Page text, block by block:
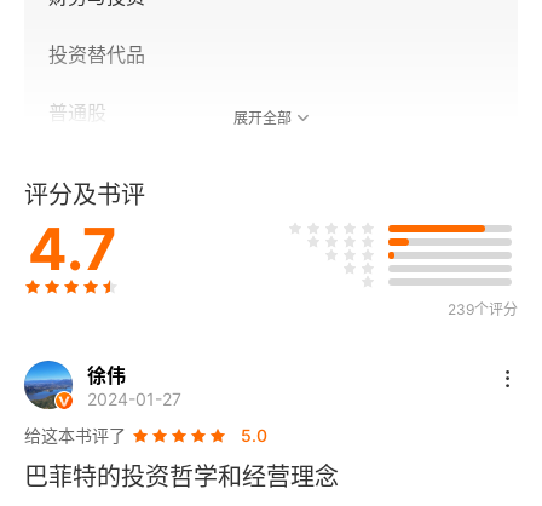
投资替代品
普通股
估值与会计
会计诡计
税务问题
第1章 公司治理
展开全部
评分及书评
4.7
239个评分
徐伟
2024-01-27
给这本书评了
5.0
巴菲特的投资哲学和经营理念